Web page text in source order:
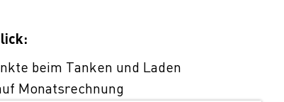
beim Tanken und Laden
Monatsrechnung